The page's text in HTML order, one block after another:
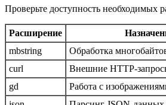
Проверьте доступность необходимых
Расширение
mbstring
Обработка
curl
Внешние HTTP-
gd
Работа с